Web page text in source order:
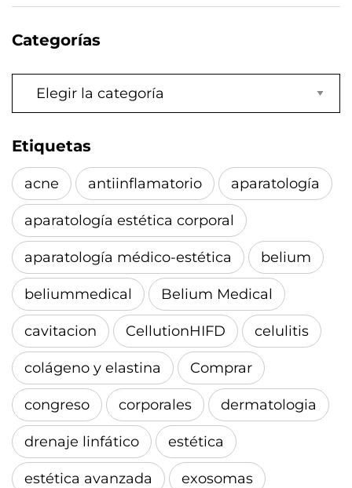
Categorías
Categorías
Etiquetas
acne antiinflamatorio aparatología
aparatología estética corporal
aparatología médico-estética belium
beliummedical Belium Medical
cavitacion CellutionHIFD celulitis
colágeno y elastina Comprar
congreso corporales dermatologia
drenaje linfático estética
estética avanzada exosomas